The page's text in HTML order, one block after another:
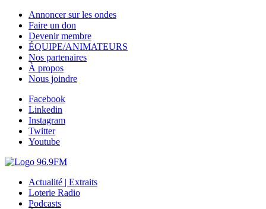
Annoncer sur les ondes
Faire un don
Devenir membre
ÉQUIPE/ANIMATEURS
Nos partenaires
À propos
Nous joindre
Facebook
Linkedin
Instagram
Twitter
Youtube
Actualité | Extraits
Loterie Radio
Podcasts